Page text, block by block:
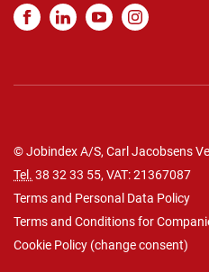
© Jobindex A/S, Carl Jacobsens
Tel. 38 32 33 55, VAT: 21367087
Terms and Personal Data Policy
Terms and Conditions for
Cookie Policy (change consent)